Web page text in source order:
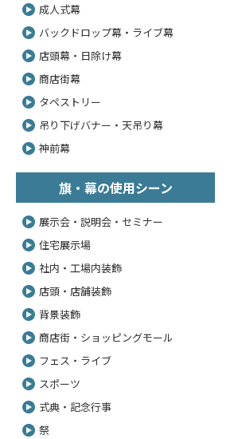
成人式幕
バックドロップ幕・ライブ幕
店頭幕・日除け幕
商店街幕
タペストリー
吊り下げバナー・天吊り幕
神前幕
旗・幕の使用シーン
展示会・説明会・セミナー
住宅展示場
社内・工場内装飾
店頭・店舗装飾
背景装飾
商店街・ショッピングモール
フェス・ライブ
スポーツ
式典・記念行事
祭